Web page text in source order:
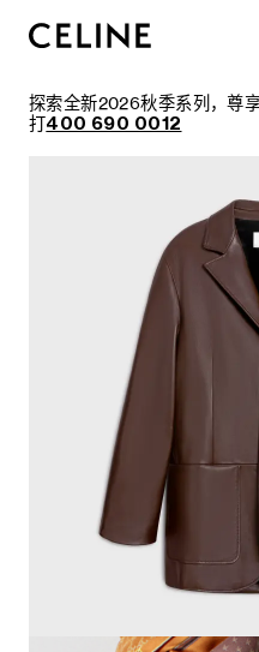
探索全新2026秋季系列，尊
打400 690 0012